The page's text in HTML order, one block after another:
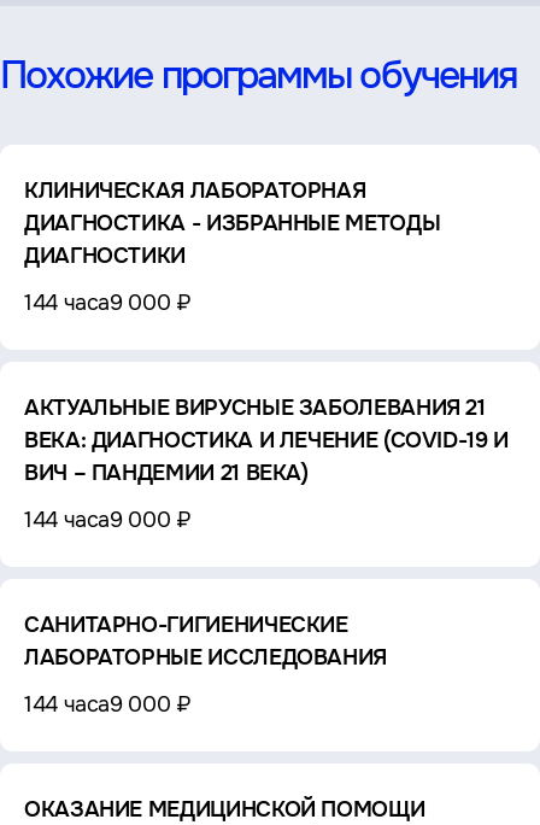
Похожие программы обучения
КЛИНИЧЕСКАЯ ЛАБОРАТОРНАЯ
ДИАГНОСТИКА - ИЗБРАННЫЕ МЕТОДЫ
ДИАГНОСТИКИ
144 часа9 000 ₽
АКТУАЛЬНЫЕ ВИРУСНЫЕ ЗАБОЛЕВАНИЯ 21
ВЕКА: ДИАГНОСТИКА И ЛЕЧЕНИЕ (COVID-19 И
ВИЧ – ПАНДЕМИИ 21 ВЕКА)
144 часа9 000 ₽
САНИТАРНО-ГИГИЕНИЧЕСКИЕ
ЛАБОРАТОРНЫЕ ИССЛЕДОВАНИЯ
144 часа9 000 ₽
ОКАЗАНИЕ МЕДИЦИНСКОЙ ПОМОЩИ